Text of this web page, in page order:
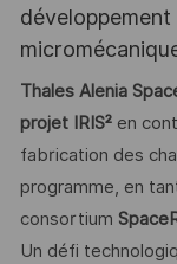
Thales Alenia
projet IRIS²en
fabrication des
programme, en
consortium
Un défi